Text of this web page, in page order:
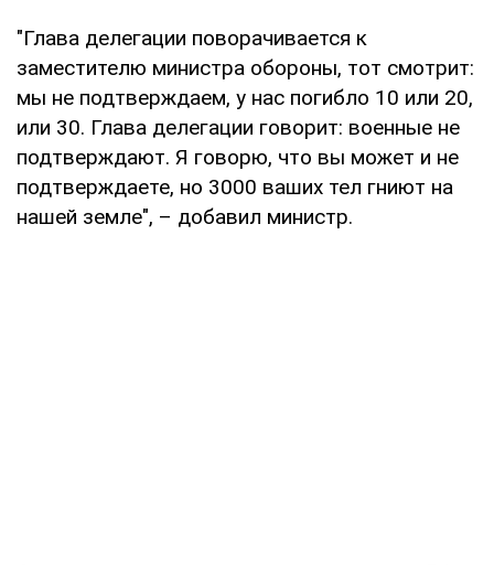
"Глава делегации поворачивается к
заместителю министра обороны, тот смотрит:
мы не подтверждаем, у нас погибло 10 или 20,
или 30. Глава делегации говорит: военные не
подтверждают. Я говорю, что вы может и не
подтверждаете, но 3000 ваших тел гниют на
нашей земле", – добавил министр.